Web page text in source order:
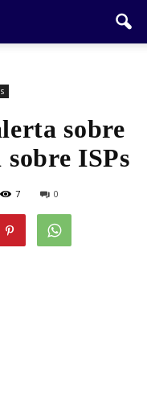
sobre
ISPs
7 0